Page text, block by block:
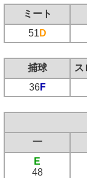
ミート
51 D
捕球 ス
36F
一
E
48